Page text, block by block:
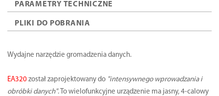
PARAMETRY TECHNICZNE
PLIKI DO POBRANIA
Wydajne narzędzie gromadzenia danych.
EA320 został zaprojektowany do "intensywnego wprowadzania i
obróbki danych". To wielofunkcyjne urządzenie ma jasny, 4-calowy